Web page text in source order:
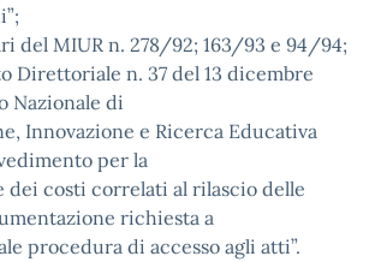
del MIUR n. 278/92; 163/93 e 94/94;
Direttoriale n. 37 del 13 dicembre
Nazionale di
Innovazione e Ricerca Educativa
per la
dei costi correlati al rilascio delle
richiesta a
procedura di accesso agli atti”.